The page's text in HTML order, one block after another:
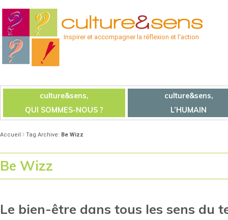
Inspirer et accompagner la réflexion et l'action
culture&sens,
QUI SOMMES-NOUS ?
culture&sens,
L’HUMAIN
Accueil Tag Archive: Be Wizz
Be Wizz
Le bien-être dans tous les sens du